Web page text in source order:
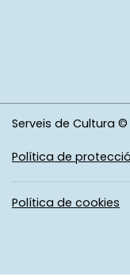
Serveis de Cultura ©
Política de
Política de cookies